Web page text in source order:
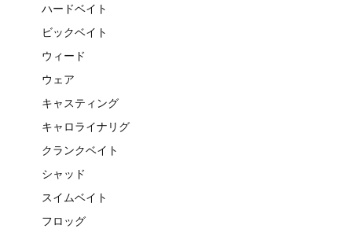
ハードベイト
ビックベイト
ウィード
ウェア
キャスティング
キャロライナリグ
クランクベイト
シャッド
スイムベイト
フロッグ